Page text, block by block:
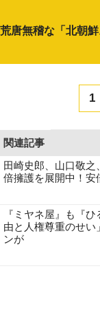
荒唐無稽な「北朝
1
関連記事
田崎史郎、山口敬
倍擁護を展開中！安
『ミヤネ屋』も『
由と人権尊重のせ
ンが